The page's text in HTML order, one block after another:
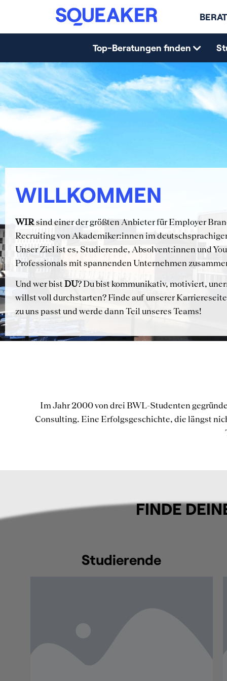
Top-Beratungen finden
WILLKOMMEN
WIRsind einer der größten Anbieter für Employer
Recruiting von Akademiker:innen im
Unser Ziel ist es, Studierende, Absolvent:innen und
Professionals mit spannenden Unternehmen
Und wer bistDU? Du bist kommunikativ, motiviert,
willst voll durchstarten? Finde auf unserer Karriereseite
zu uns passt und werde dann Teil unseres Teams!
Im Jahr 2000 von drei BWL-Studenten
Consulting. Eine Erfolgsgeschichte, die längst
FINDE
Studierende